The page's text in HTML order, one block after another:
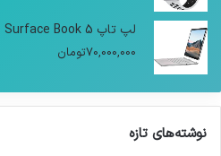
لپ تاپ Surface Book 5
70,000,000تومان
نوشته‌های تازه